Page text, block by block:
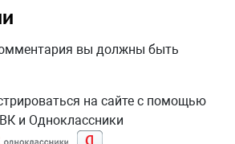
вы должны быть
на сайте с помощью
и Одноклассники